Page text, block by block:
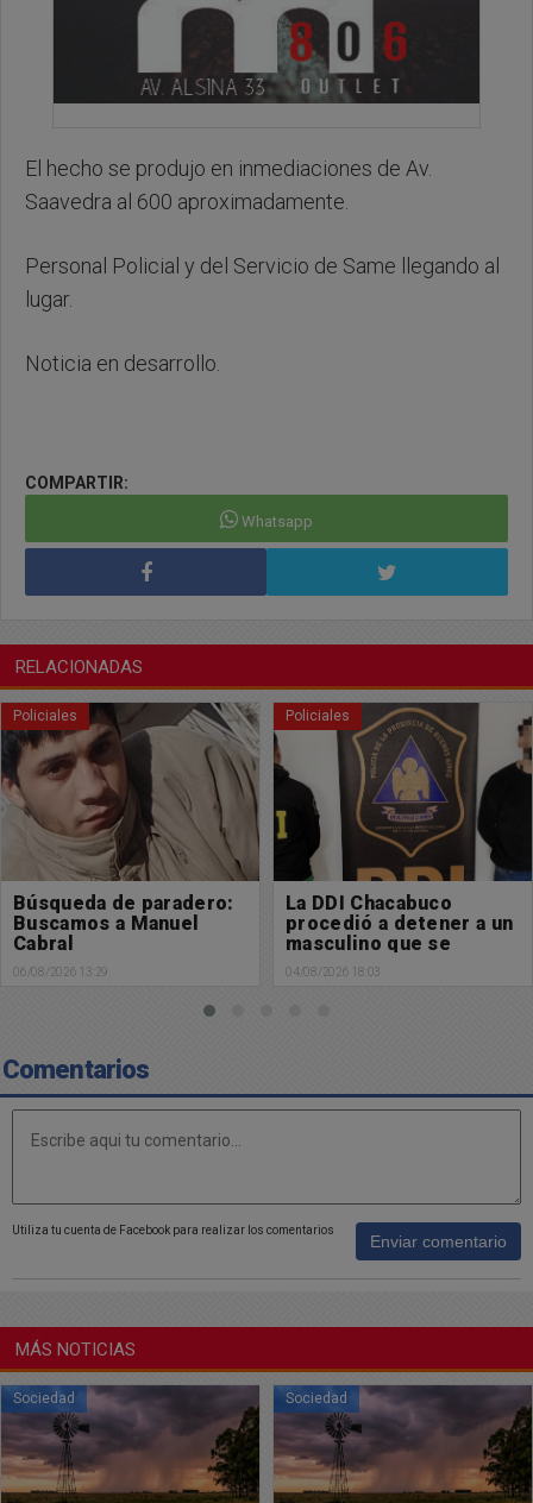
El hecho se produjo en inmediaciones de Av.
Saavedra al 600 aproximadamente.
Personal Policial y del Servicio de Same llegando al
lugar.
Noticia en desarrollo.
COMPARTIR:
Whatsapp
RELACIONADAS
Policiales
La DDI Chacabuco
procedió a detener a un
masculino que se
encontraba profugo de
la Justicia
04/08/2026 18:03
Policiales
Un masculino perdió la
vida en un accidente de
tránsito
03/08/2026 09:02
Comentarios
Utiliza tu cuenta de Facebook para realizar los comentarios
Enviar comentario
MÁS NOTICIAS
Sociedad Sociedad